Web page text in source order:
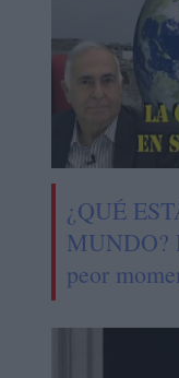
¿QUÉ
MUNDO?
peor